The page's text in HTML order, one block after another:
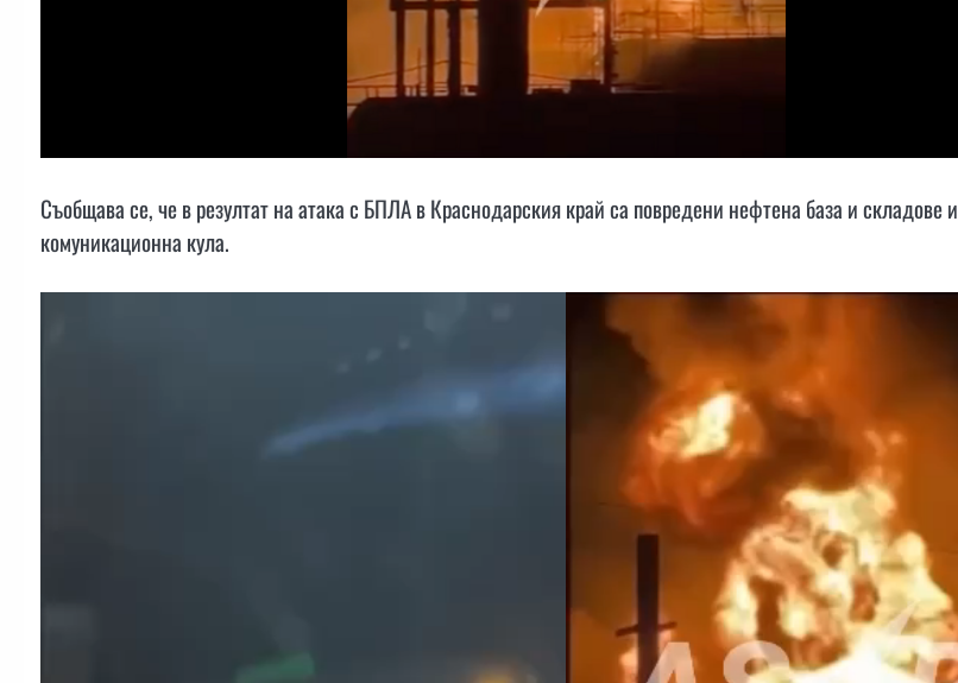
Съобщава се, че в резултат на атака с БПЛА в Краснодарския край са повредени нефтена база и складове и
комуникационна кула.